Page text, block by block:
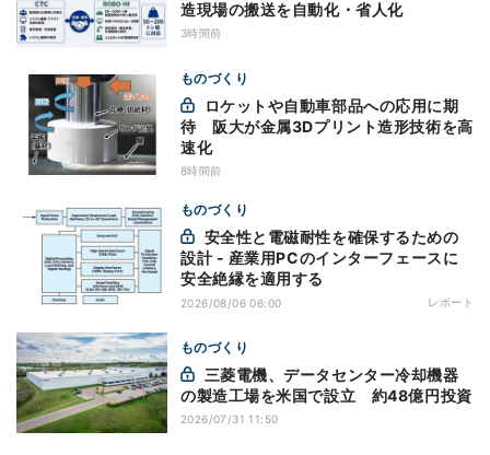
造現場の搬送を自動化・省人化
3時間前
ものづくり
待 阪大が金属3Dプリント造形技術を高
速化
8時間前
ものづくり
設計 - 産業用PCのインターフェースに
安全絶縁を適用する
2026/08/06 06:00 レポート
ものづくり
の製造工場を米国で設立 約48億円投資
2026/07/31 11:50